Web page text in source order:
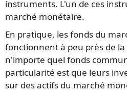
instruments. L'un de ces
marché monétaire.
En pratique, les fonds du
fonctionnent à peu près de
n'importe quel fonds
particularité est que leurs
sur des actifs du marché